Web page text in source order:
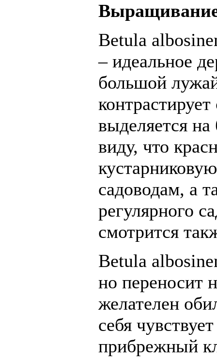
Betula
– идеальное
большой
выделяется
виду, что
садоводам, а
регулярного
смотрится
Betula
но переносит
желателен
себя
прибрежный